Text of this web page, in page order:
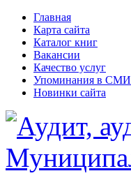
Главная
Карта сайта
Каталог книг
Вакансии
Качество услуг
Упоминания в СМИ
Новинки сайта